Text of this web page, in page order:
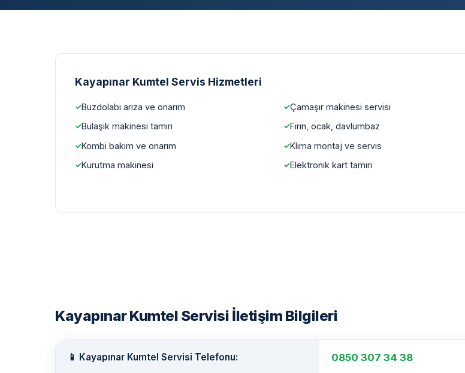
Kayapınar Kumtel Servis Hizmetleri
Buzdolabı arıza ve onarım
Çamaşır makinesi servisi
Bulaşık makinesi tamiri
Fırın, ocak, davlumbaz
Kombi bakım ve onarım
Klima montaj ve servis
Kurutma makinesi
Elektronik kart tamiri
Kayapınar Kumtel Servisi İletişim Bilgileri
📱 Kayapınar Kumtel Servisi Telefonu: 0850 307 34 38